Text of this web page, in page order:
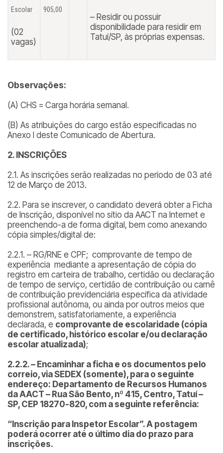
Escolar
(02
vagas)
905,00
– Residir ou possuir
disponibilidade para residir em
Tatuí/SP, às próprias expensas.
Observações:
(A) CHS = Carga horária semanal.
(B) As atribuições do cargo estão especificadas no
Anexo I deste Comunicado de Abertura.
2. INSCRIÇÕES
2.1. As inscrições serão realizadas no período de 03 até
12 de Março de 2013.
2.2. Para se inscrever, o candidato deverá obter a Ficha
de Inscrição, disponível no sítio da AACT na Internet e
preenchendo-a de forma digital, bem como anexando
cópia simples/digital de:
2.2.1. – RG/RNE e CPF; comprovante de tempo de
experiência mediante a apresentação de cópia do
registro em carteira de trabalho, certidão ou declaração
de tempo de serviço, certidão de contribuição ou carnê
de contribuição previdenciária específica da atividade
profissional autônoma, ou ainda por outros meios que
demonstrem, satisfatoriamente, a experiência
declarada, e comprovante de escolaridade (cópia
de certificado, histórico escolar e/ou declaração
escolar atualizada);
2.2.2. – Encaminhar a ficha e os documentos pelo
correio, via SEDEX (somente), para o seguinte
endereço: Departamento de Recursos Humanos
da AACT – Rua São Bento, nº 415, Centro, Tatuí –
SP, CEP 18270-820, com a seguinte referência:
“Inscrição para Inspetor Escolar”. A postagem
poderá ocorrer até o último dia do prazo para
inscrições.